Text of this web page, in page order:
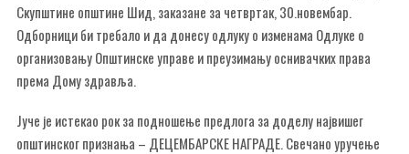
Скупштине општине Шид, заказане за четвртак, 30.новембар.
Одборници би требало и да донесу одлуку о изменама Одлуке о
организовању Општинске управе и преузимању оснивачких права
према Дому здравља.
Јуче је истекао рок за подношење предлога за доделу највишег
општинског признања – ДЕЦЕМБАРСКЕ НАГРАДЕ. Свечано уручење